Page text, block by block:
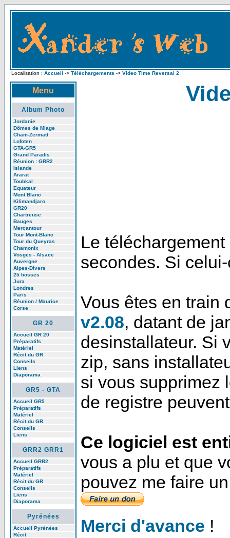
Localisation : Accueil -> Téléchargements -> Video Time Reversal 2
Menu
Album Photo
Jordanie
Dômes de Miage
Cham-Zermatt
Lofoten
GTA-GR5
Grand Paradis
Réunion : GRR2
Islande
Ararat
Toubkal
Equateur
Mont Blanc
Kilimandjaro
GR20
Chartreuse
Bauges
Mercantour
Tour Mont-Blanc
Tour du Queyras
Chamonix
Vosges - Alsace
Auvergne
Alpes-Divers
25 bosses
Jura
Londres
Paris
Réunion / Maurice
Corse
GR 20
Accueil GR 20
Préparatifs
Matériel
Récit du GR
Conseils
Liens
Diaporama
GR5 - GTA
Accueil GR5
Préparatifs
Matériel
Récit du GR
Conseils
Liens
GRR2 GRR1
Accueil GRR2
Préparatifs
Matériel
Récit du GR
Conseils
Liens
Diaporama
Pyrénées
Accueil Pyrénées
Récit
Le
secondes. Si
Vous êtes en train
v2.08, datant de
desinstallateur. Si
zip, sans
si vous supprimez
de registre
Ce logiciel est
vous a plu et que
pouvez me faire
Merci d'avance !